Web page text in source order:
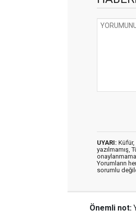
UYARI: Küfür,
yazılmamış,
Yorumların
sorumlu
Önemli not: